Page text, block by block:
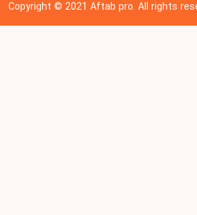
Copyright © 202 1Aftab pro. All rights